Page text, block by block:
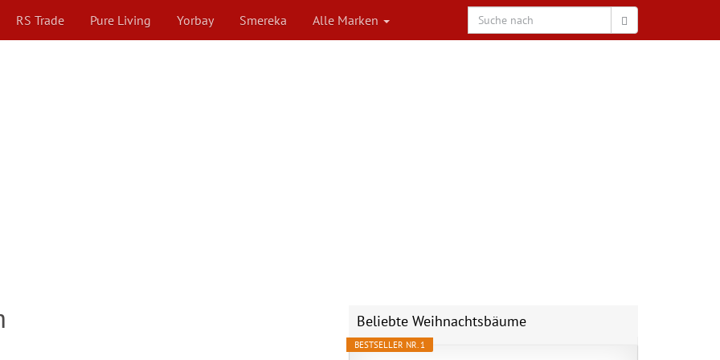
RS Trade Pure Living Yorbay Smereka Alle Marken
Beliebte Weihnachtsbäume
BESTSELLER NR. 1